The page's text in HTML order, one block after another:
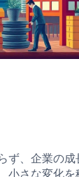
ず、企業の成
小さな変化を